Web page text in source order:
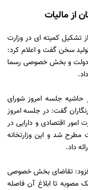
از مالیات
تشکیل کمیته ای در وزارت
سخن گفت و اعلام کرد:
دولت و بخش خصوصی رسما
جلسه امروز شورای
گفت: در جلسه امروز
امور اقتصادی و دارایی در
مطرح شد و این وزارتخانه
داد.
افزود: تقاضای بخش خصوصی
مصوبه تا ابلاغ آن فاصله